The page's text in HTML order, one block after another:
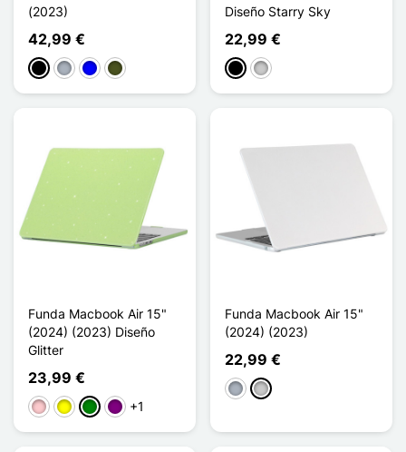
(2023)
42,99 €
NegroGris AzulVert Armée
Diseño Starry Sky
22,99 €
NegroTransparente
Funda Macbook Air 15"
(2024) (2023) Diseño
Glitter
23,99 €
RosaAmarillo
VerdePúrpura
+1
Funda Macbook Air 15"
(2024) (2023)
22,99 €
Gris Transparente